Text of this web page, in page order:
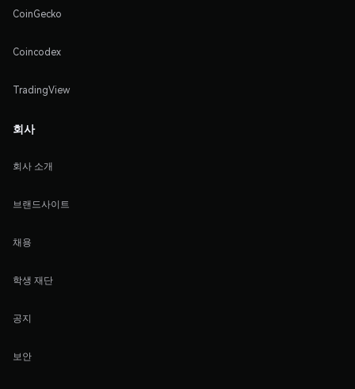
CoinGecko
Coincodex
TradingView
회사
회사 소개
브랜드사이트
채용
학생 재단
공지
보안